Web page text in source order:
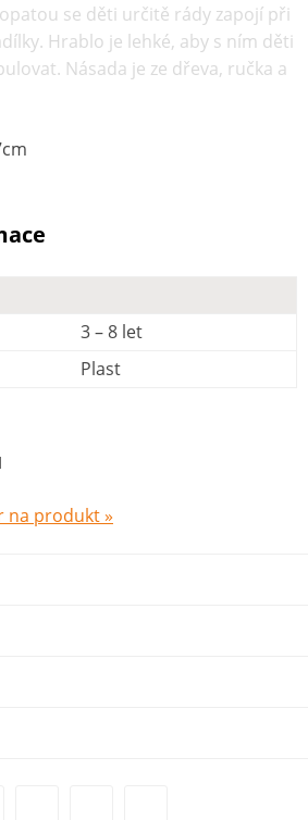
se děti určitě rády zapojí při
Hrablo je lehké, aby s ním děti
Násada je ze dřeva, ručka a
3 – 8 let
Plast
na produkt »